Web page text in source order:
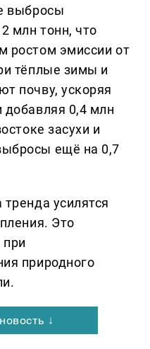
выбросы
млн тонн, что
ростом эмиссии от
тёплые зимы и
почву, ускоряя
добавляя 0,4 млн
засухи и
ещё на 0,7
усилятся
Это
природного
↓